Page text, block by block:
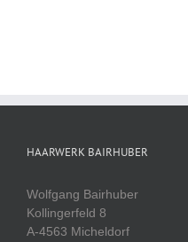
HAARWERK BAIRHUBER
Wolfgang Bairhuber
Kollingerfeld 8
A-4563 Micheldorf